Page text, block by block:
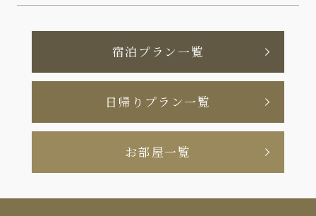
宿泊プラン一覧
日帰りプラン一覧
お部屋一覧